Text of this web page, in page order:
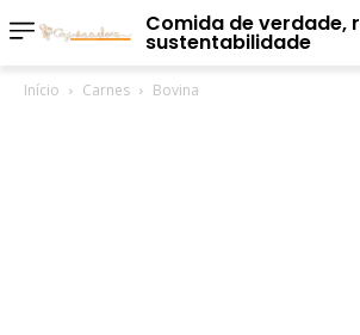
Comida de verdade,
sustentabilidade
Início Carnes Bovina